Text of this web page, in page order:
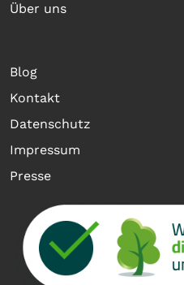
Über uns
Blog
Kontakt
Datenschutz
Impressum
Presse